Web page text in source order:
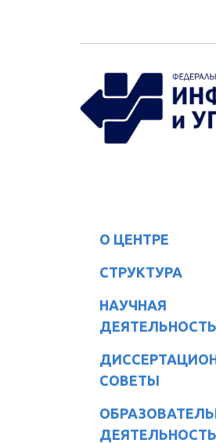
О ЦЕНТРЕ
СТРУКТУРА
НАУЧНАЯ
ДЕЯТЕЛЬНОСТЬ
СОВЕТЫ
ДЕЯТЕЛЬНОСТЬ